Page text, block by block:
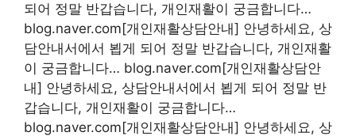
되어 정말 반갑습니다, 개인재활이 궁금합니다…
blog.naver.com[개인재활상담안내] 안녕하세요, 상
담안내서에서 뵙게 되어 정말 반갑습니다, 개인재활
이 궁금합니다… blog.naver.com[개인재활상담안
내] 안녕하세요, 상담안내서에서 뵙게 되어 정말 반
갑습니다, 개인재활이 궁금합니다…
blog.naver.com[개인재활상담안내] 안녕하세요, 상